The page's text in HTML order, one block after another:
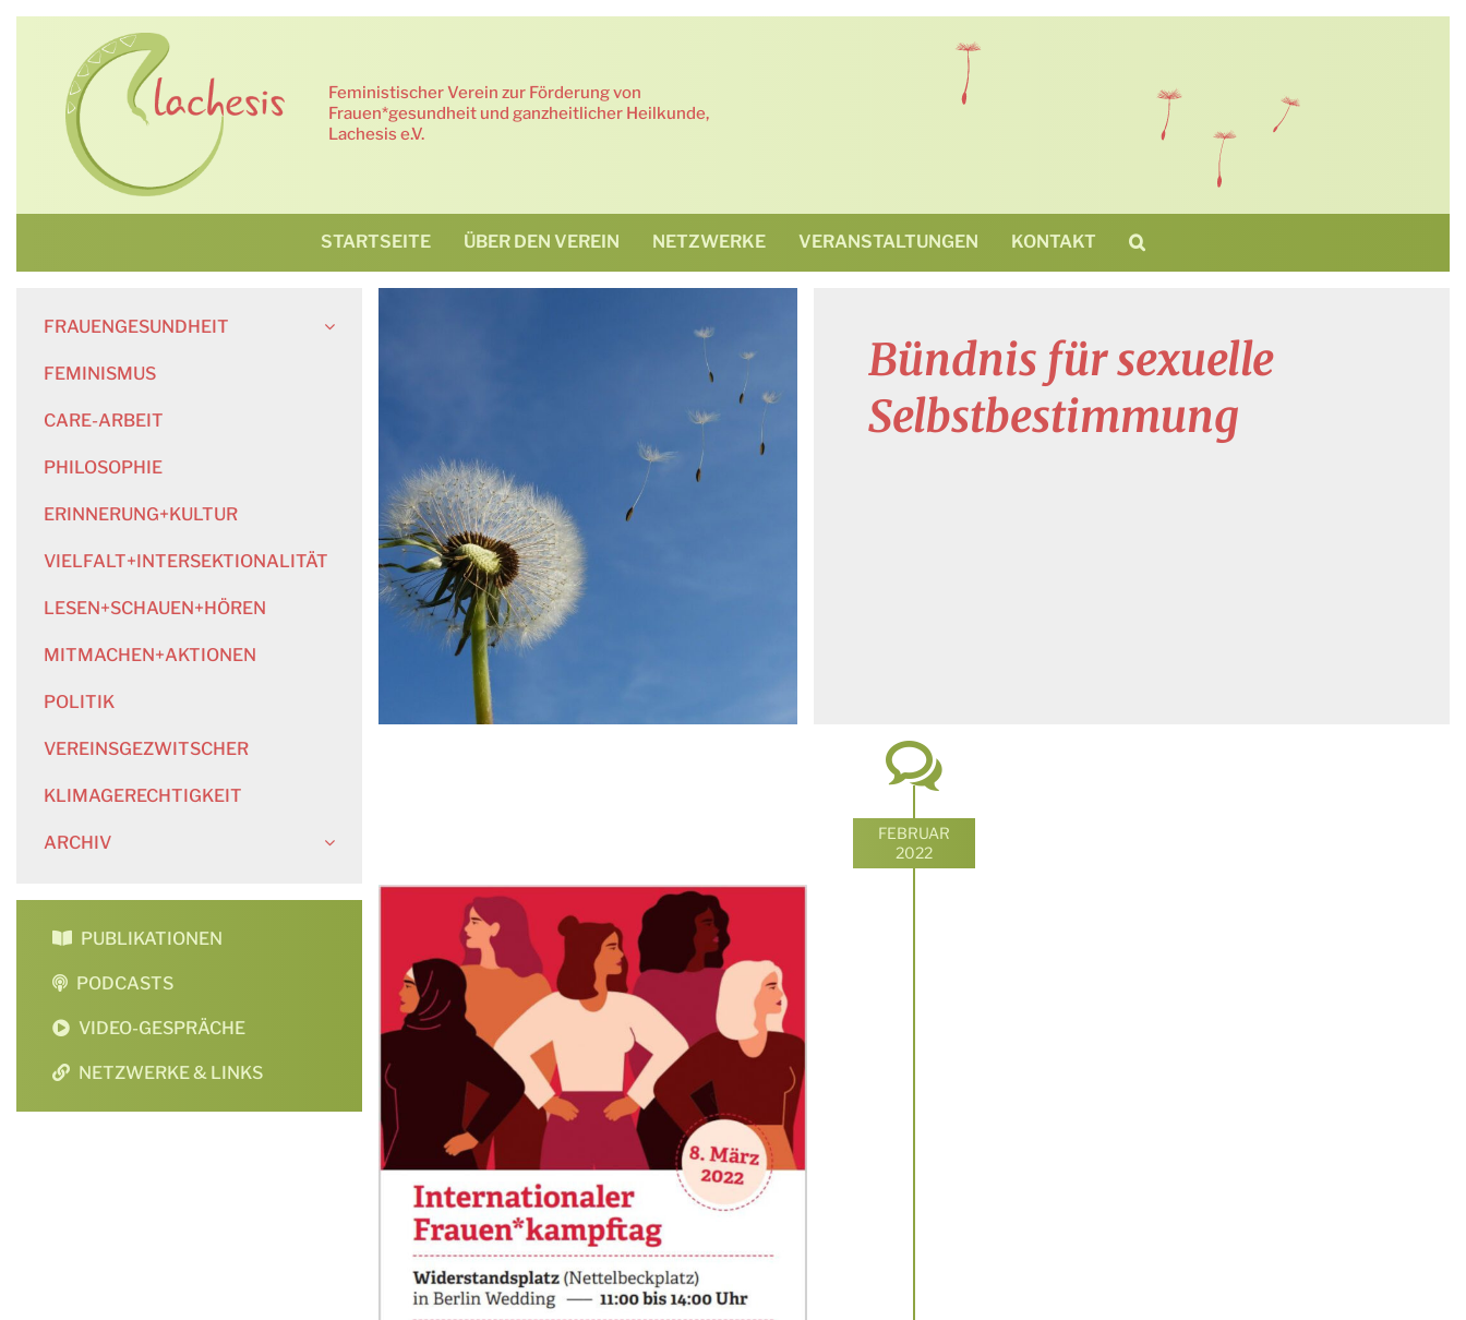
Zum
springen
Feministischer Verein zur Förderung von
Frauen*gesundheit und ganzheitlicher Heilkunde,
Lachesis e.V.
STARTSEITE ÜBER DEN VEREIN NETZWERKE VERANSTALTUNGEN KONTAKT
FRAUENGESUNDHEIT
FEMINISMUS
CARE-ARBEIT
PHILOSOPHIE
ERINNERUNG+KULTUR
VIELFALT+INTERSEKTIONALITÄT
LESEN+SCHAUEN+HÖREN
MITMACHEN+AKTIONEN
POLITIK
VEREINSGEZWITSCHER
KLIMAGERECHTIGKEIT
ARCHIV
PUBLIKATIONEN
PODCASTS
VIDEO-GESPRÄCHE
NETZWERKE & LINKS
Bündnis für sexuelle
Selbstbestimmung
FEBRUAR
2022